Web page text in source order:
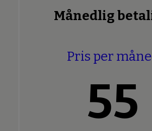
Månedlig
Pris per
55